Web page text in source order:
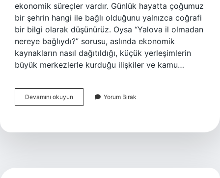
ekonomik süreçler vardır. Günlük hayatta çoğumuz
bir şehrin hangi ile bağlı olduğunu yalnızca coğrafi
bir bilgi olarak düşünürüz. Oysa “Yalova il olmadan
nereye bağlıydı?” sorusu, aslında ekonomik
kaynakların nasıl dağıtıldığı, küçük yerleşimlerin
büyük merkezlerle kurduğu ilişkiler ve kamu…
Devamını okuyun
il
bağlıydı
Yorum Bırak